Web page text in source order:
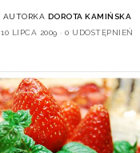
AUTORKA DOROTA KAMIŃSKA
10 LIPCA 2009
0 UDOSTĘPNIEŃ